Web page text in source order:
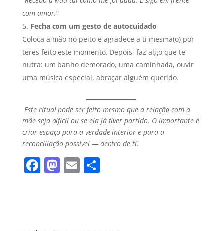
com amor.”
Fecha com um gesto de autocuidado
Coloca a mão no peito e agradece a ti mesma(o) por
teres feito este momento. Depois, faz algo que te
nutra: um banho demorado, uma caminhada, ouvir
uma música especial, abraçar alguém querido.
Este ritual pode ser feito mesmo que a relação com a
mãe seja difícil ou se ela já tiver partido. O importante é
criar espaço para a verdade interior e para a
reconciliação possível — dentro de ti.
F M E S